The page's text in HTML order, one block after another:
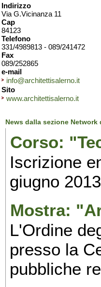
Indirizzo
Via G.Vicinanza 11
Cap
84123
Telefono
331/4989813 - 089/241472
Fax
089/252865
e-mail
info@architettisalerno.it
Sito
www.architettisalerno.it
News dalla sezione Network
Corso:
Iscrizione
giugno 2013
Mostra:
L'Ordine
presso la
pubbliche